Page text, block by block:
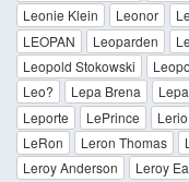
Leonie Klein
Leonor
LEOPAN
Leoparden
Leopold Stokowski
Leo?
Lepa Brena
Leporte
LePrince
LeRon
Leron Thomas
Leroy Anderson
Leroy